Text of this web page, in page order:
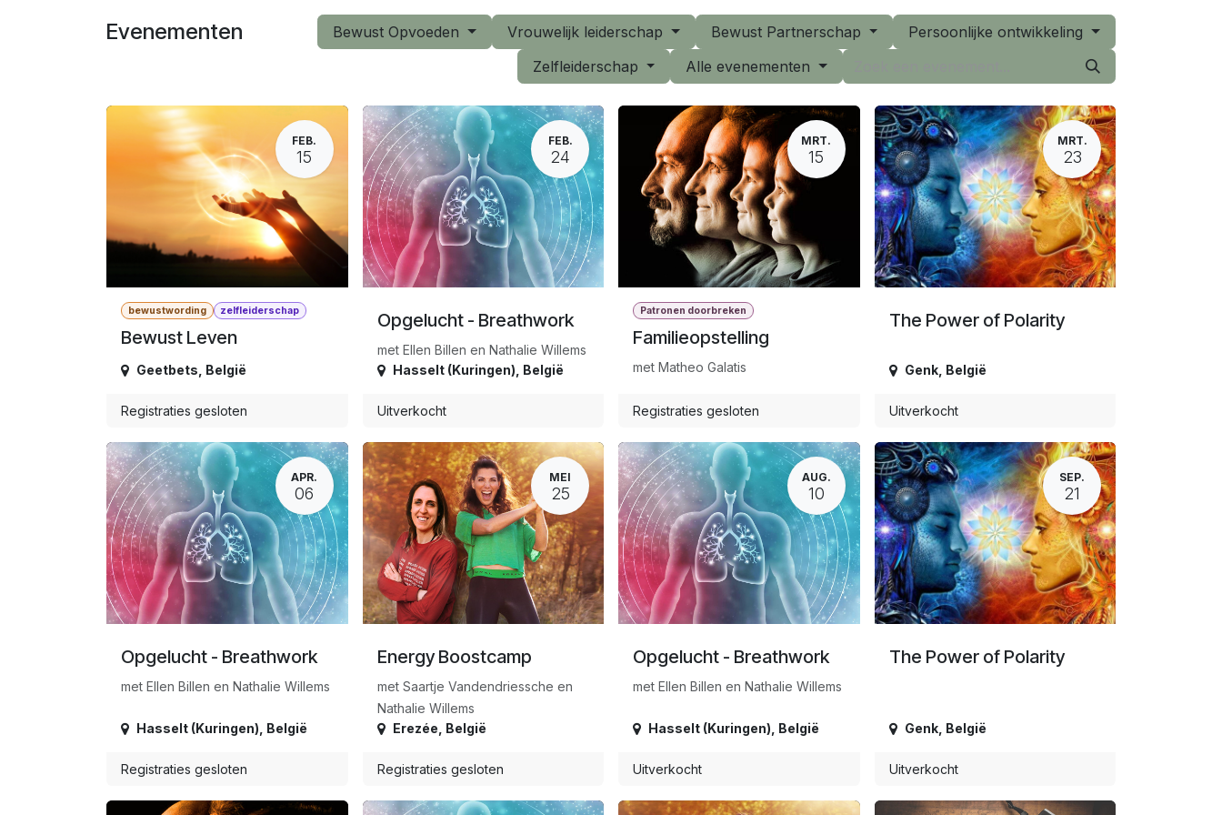
Evenementen Bewust Opvoeden Vrouwelijk leiderschap Bewust Partnerschap
Persoonlijke ontwikkeling
Zelfleiderschap
Alle evenementen
FEB.
15
bewustwording zelfleiderschap
Bewust Leven
Geetbets België
Registraties gesloten
FEB.
24
Opgelucht - Breathwork
met Ellen Billen en Nathalie Willems
Hasselt (Kuringen) België
Uitverkocht
MRT.
15
Patronen doorbreken
Familieopstelling
met Matheo Galatis
Registraties gesloten
MRT.
23
The Power of Polarity
Genk, België
Uitverkocht
APR.
06
Opgelucht - Breathwork
met Ellen Billen en Nathalie Willems
Hasselt (Kuringen) België
Registraties gesloten
MEI
25
Energy Boostcamp
met Saartje Vandendriessche en
Nathalie Willems
Erezée België
Registraties gesloten
AUG.
10
Opgelucht - Breathwork
met Ellen Billen en Nathalie Willems
Hasselt (Kuringen) België
Uitverkocht
SEP.
21
The Power of Polarity
Genk, België
Uitverkocht